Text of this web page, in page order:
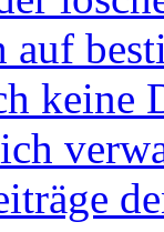
auf
keine